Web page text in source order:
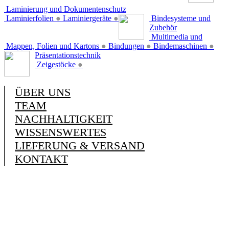
Laminierung und Dokumentenschutz
Laminierfolien ● Laminiergeräte ●
Bindesysteme und
Zubehör
Mappen, Folien und Kartons ● Bindungen ● Bindemaschinen ●
Multimedia und
Präsentationstechnik
Zeigestöcke ●
ÜBER UNS
TEAM
NACHHALTIGKEIT
WISSENSWERTES
LIEFERUNG & VERSAND
KONTAKT